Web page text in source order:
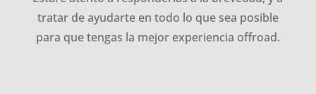
tratar de ayudarte en todo lo que sea posible
para que tengas la mejor experiencia offroad.